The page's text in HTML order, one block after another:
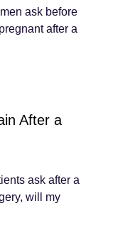
ask before
after a
After a
ask after a
will my